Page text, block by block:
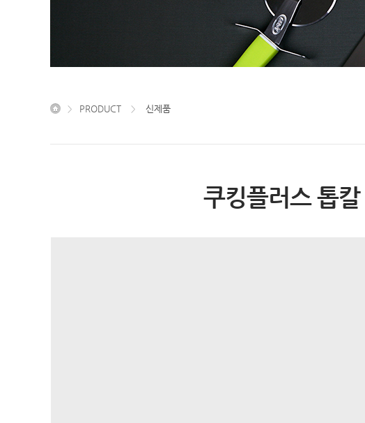
> PRODUCT > 신제품
쿠킹플러스 톱